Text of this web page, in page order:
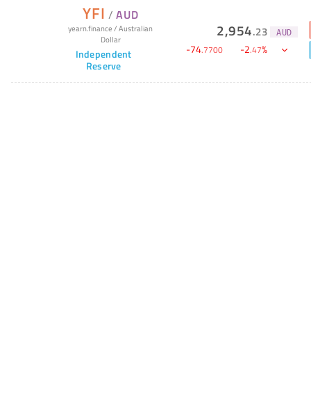
YFI /AUD
yearn.finance/Australian
Dollar
Independent
Reserve
2,954.23 AUD
-74.7700 -2.47%